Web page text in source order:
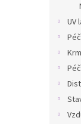
UV